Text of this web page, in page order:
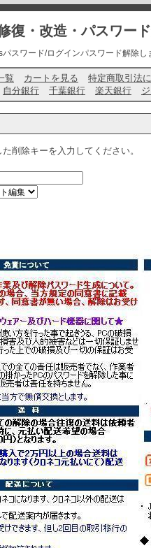
復・改造・パスワー
パスワード/ログインパスワード解除
覧 カートを見る
特定商取引法
自分銀行 千葉銀行 楽天銀行
削除キーを入力してください。